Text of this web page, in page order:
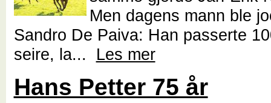
Men dagens mann ble
Sandro De Paiva: Han passerte
seire, la... Les mer
Hans Petter 75 år